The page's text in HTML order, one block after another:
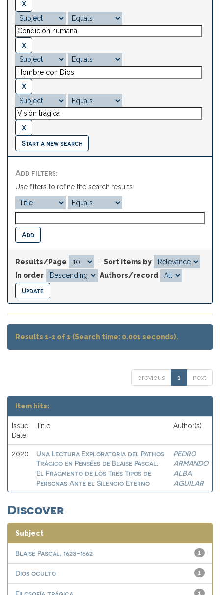
Start a new search
Add filters:
Use filters to refine the search results.
Results/Page
Sort items by
In order
Authors/record
Results 1-1 of 1 (Search time: 0.001 seconds).
previous 1 next
Item hits:
Issue
Date
Title Author(s)
2020
Una Lectura Exploratoria del Pathos
Trágico en Pensées de Blaise Pascal:
El Fragmento de los Tres Tipos de
Personas Ante el Silencio Eterno
PEDRO
ARMANDO
ALBA
AGUILAR
Discover
Subject
1
Blaise Pascal, 1623-1662
1
Dios oculto
1
Filosofía trágica